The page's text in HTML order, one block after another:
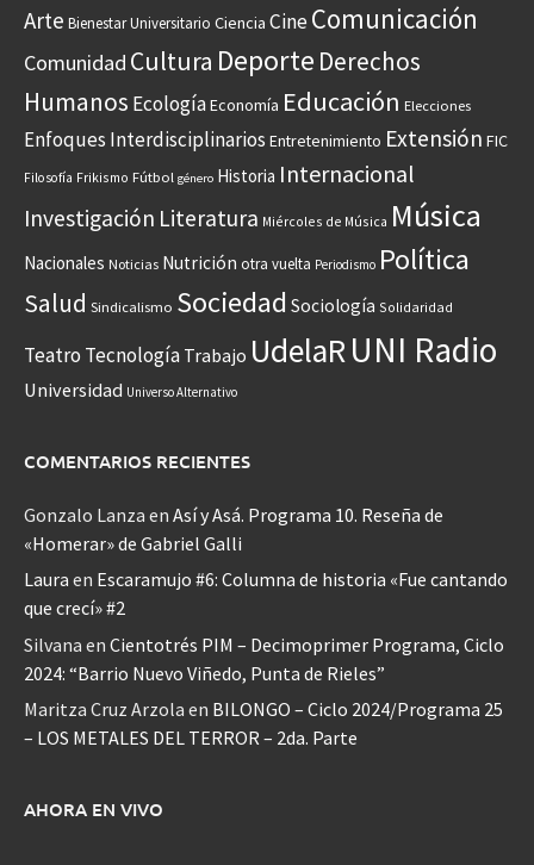
Arte Bienestar Universitario Ciencia CineComunicación
Comunidad Cultura Deporte Derechos
Humanos EcologíaEconomía Educación Elecciones
Enfoques Interdisciplinarios Entretenimiento Extensión FIC
Filosofía Frikismo Fútbol género Historia Internacional
Investigación Literatura Miércoles de Música Música
Nacionales Noticias Nutrición otra vuelta Periodismo Política
Salud Sindicalismo Sociedad Sociología Solidaridad
Teatro Tecnología Trabajo UdelaRUNI Radio
Universidad Universo Alternativo
COMENTARIOS RECIENTES
Gonzalo Lanza en Así y Asá. Programa 10. Reseña de
«Homerar» de Gabriel Galli
Laura en Escaramujo #6: Columna de historia «Fue cantando
que crecí» #2
Silvana en Cientotrés PIM – Decimoprimer Programa, Ciclo
2024: “Barrio Nuevo Viñedo, Punta de Rieles”
Maritza Cruz Arzola en BILONGO – Ciclo 2024/Programa 25
– LOS METALES DEL TERROR – 2da. Parte
AHORA EN VIVO